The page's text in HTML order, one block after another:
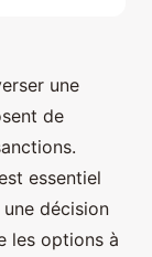
une
de
essentiel
décision
les options à